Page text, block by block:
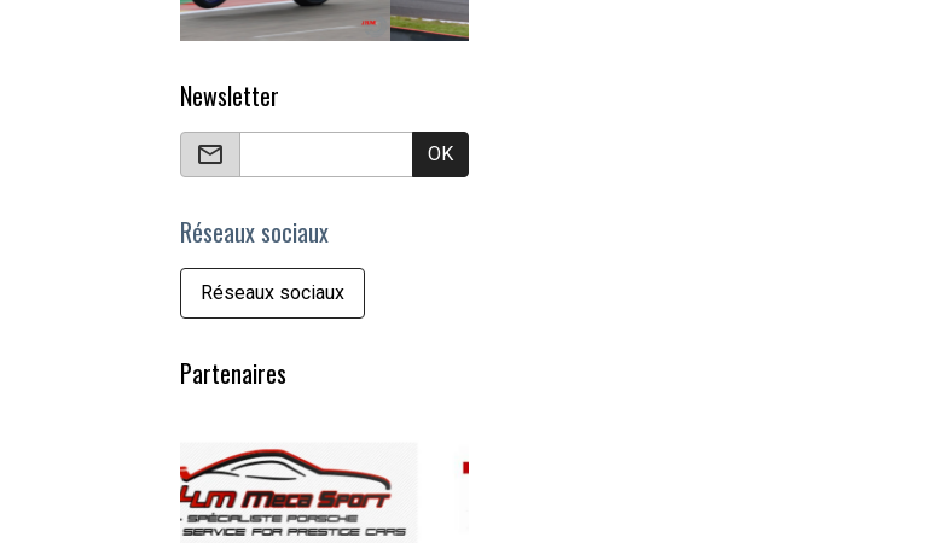
Newsletter
OK
Réseaux sociaux
Réseaux sociaux
Partenaires